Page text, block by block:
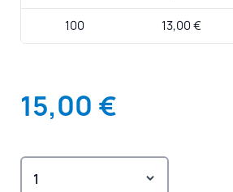
100 13,00 €
15,00 €